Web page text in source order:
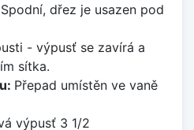
Spodní, dřez je usazen pod
- výpusť se zavírá a
sítka.
Přepad umístěn ve vaně
výpusť 3 1/2